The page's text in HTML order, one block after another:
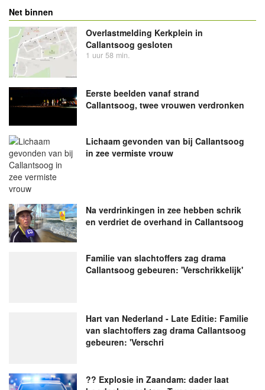
Net binnen
Overlastmelding Kerkplein in
Callantsoog gesloten
1 uur 58 min.
Eerste beelden vanaf strand
Callantsoog, twee vrouwen verdronken
Lichaam gevonden van bij Callantsoog
in zee vermiste vrouw
Na verdrinkingen in zee hebben schrik
en verdriet de overhand in Callantsoog
Familie van slachtoffers zag drama
Callantsoog gebeuren: 'Verschrikkelijk'
Hart van Nederland - Late Editie: Familie
van slachtoffers zag drama Callantsoog
gebeuren: 'Verschri
?? Explosie in Zaandam: dader laat